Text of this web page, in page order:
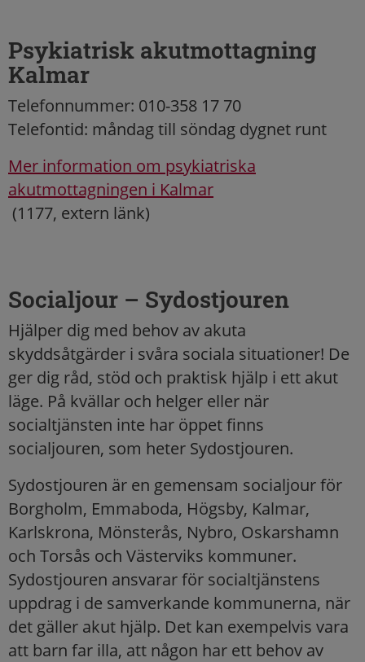
Psykiatrisk akutmottagning
Kalmar
Telefonnummer: 010-358 17 70
Telefontid: måndag till söndag dygnet runt
Mer information om psykiatriska
akutmottagningen i Kalmar
(1177, extern länk)
Socialjour – Sydostjouren
Hjälper dig med behov av akuta
skyddsåtgärder i svåra sociala situationer! De
ger dig råd, stöd och praktisk hjälp i ett akut
läge. På kvällar och helger eller när
socialtjänsten inte har öppet finns
socialjouren, som heter Sydostjouren.
Sydostjouren är en gemensam socialjour för
Borgholm, Emmaboda, Högsby, Kalmar,
Karlskrona, Mönsterås, Nybro, Oskarshamn
och Torsås och Västerviks kommuner.
Sydostjouren ansvarar för socialtjänstens
uppdrag i de samverkande kommunerna, när
det gäller akut hjälp. Det kan exempelvis vara
att barn far illa, att någon har ett behov av